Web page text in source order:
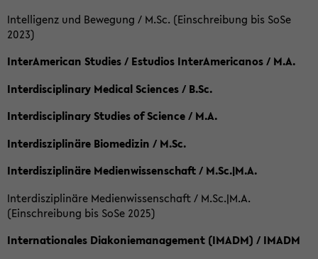
Intelligenz und Bewegung / M.Sc. (Einschreibung bis SoSe
2023)
InterAmerican Studies / Estudios InterAmericanos / M.A.
Interdisciplinary Medical Sciences / B.Sc.
Interdisciplinary Studies of Science / M.A.
Interdisziplinäre Biomedizin / M.Sc.
Interdisziplinäre Medienwissenschaft / M.Sc.|M.A.
Interdisziplinäre Medienwissenschaft / M.Sc.|M.A.
(Einschreibung bis SoSe 2025)
Internationales Diakoniemanagement (IMADM) / IMADM